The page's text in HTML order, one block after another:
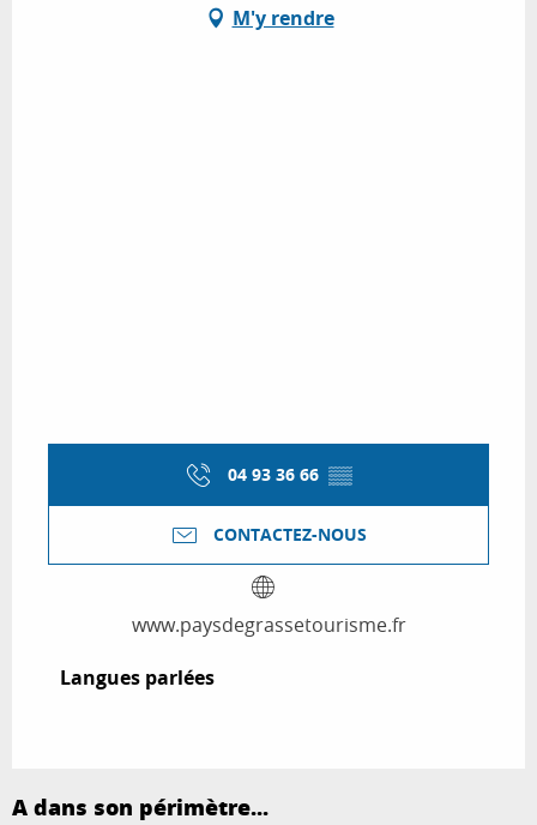
M'y rendre
04 93 36 66 ▒▒
CONTACTEZ-NOUS
www.paysdegrassetourisme.fr
Langues parlées
Langues parlées
A dans son périmètre...